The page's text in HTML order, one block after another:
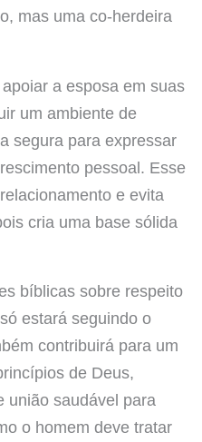
mas uma co-herdeira
a esposa em suas
um ambiente de
segura para expressar
pessoal. Esse
e evita
cria uma base sólida
bíblicas sobre respeito
estará seguindo o
contribuirá para um
de Deus,
união saudável para
o homem deve tratar